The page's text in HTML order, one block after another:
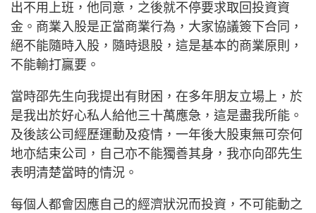
出不用上班，他同意，之後就不停要求取回投資資
金。商業入股是正當商業行為，大家協議簽下合同，
絕不能隨時入股，隨時退股，這是基本的商業原則，
不能輸打贏要。
當時邵先生向我提出有財困，在多年朋友立場上，於
是我出於好心私人給他三十萬應急，這是盡我所能。
及後該公司經歷運動及疫情，一年後大股東無可奈何
地亦結束公司，自己亦不能獨善其身，我亦向邵先生
表明清楚當時的情況。
每個人都會因應自己的經濟狀況而投資，不可能動之